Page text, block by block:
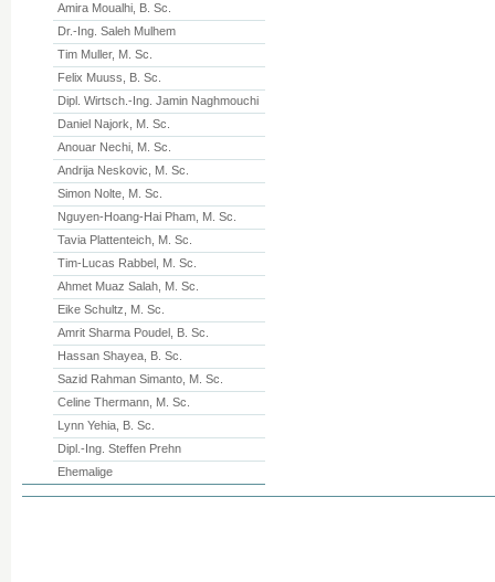
Amira Moualhi, B. Sc.
Dr.-Ing. Saleh Mulhem
Tim Muller, M. Sc.
Felix Muuss, B. Sc.
Dipl. Wirtsch.-Ing. Jamin Naghmouchi
Daniel Najork, M. Sc.
Anouar Nechi, M. Sc.
Andrija Neskovic, M. Sc.
Simon Nolte, M. Sc.
Nguyen-Hoang-Hai Pham, M. Sc.
Tavia Plattenteich, M. Sc.
Tim-Lucas Rabbel, M. Sc.
Ahmet Muaz Salah, M. Sc.
Eike Schultz, M. Sc.
Amrit Sharma Poudel, B. Sc.
Hassan Shayea, B. Sc.
Sazid Rahman Simanto, M. Sc.
Celine Thermann, M. Sc.
Lynn Yehia, B. Sc.
Dipl.-Ing. Steffen Prehn
Ehemalige